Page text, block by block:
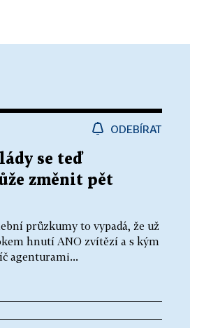
ODEBÍRAT
se teď
změnit pět
průzkumy to vypadá, že už
hnutí ANO zvítězí a s kým
agenturami...